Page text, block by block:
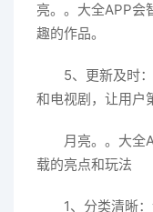
亮。。大全APP会
趣的作品。
5、更新及时
和电视剧，让用户
月亮。。大全
载的亮点和玩法
1、分类清晰